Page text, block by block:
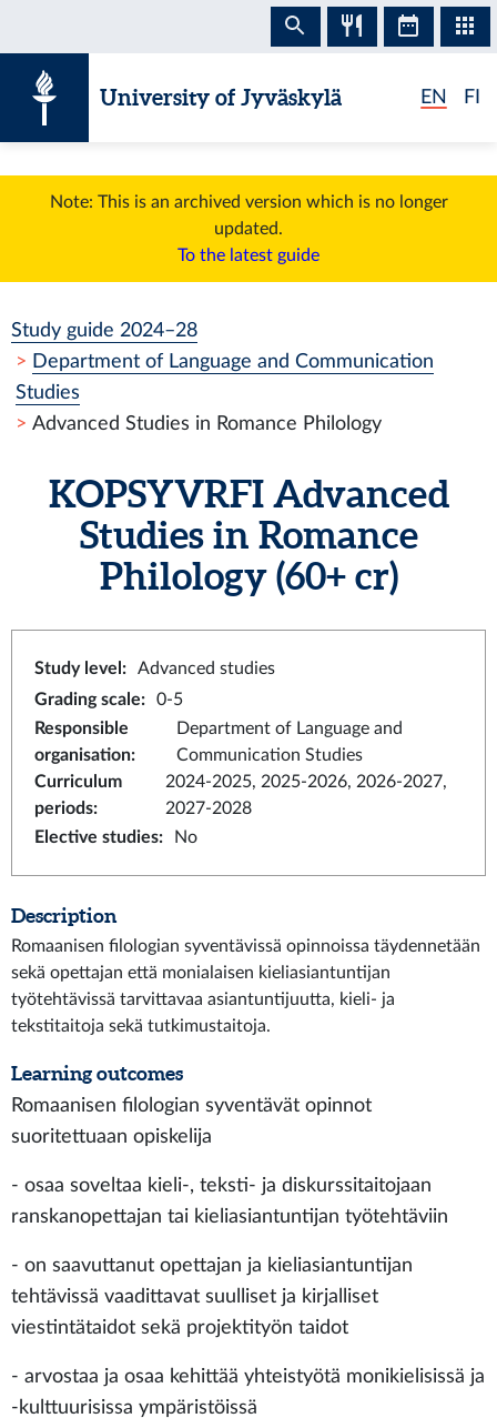
University of Jyväskylä EN FI
Note: This is an archived version which is no longer
updated.
To the latest guide
Study guide 2024–28
Department of Language and Communication
Studies
Advanced Studies in Romance Philology
KOPSYVRFI Advanced
Studies in Romance
Philology(60+ cr)
Study level :
Advanced studies
Grading scale:
0-5
Responsible
organisation:
Department of Language and
Communication Studies
Curriculum
periods:
2024-2025, 2025-2026, 2026-2027,
2027-2028
Elective studies: No
Description
Romaanisen filologian syventävissä opinnoissa täydennetään
sekä opettajan että monialaisen kieliasiantuntijan
työtehtävissä tarvittavaa asiantuntijuutta, kieli- ja
tekstitaitoja sekä tutkimustaitoja.
Learning outcomes
Romaanisen filologian syventävät opinnot
suoritettuaan opiskelija
- osaa soveltaa kieli-, teksti- ja diskurssitaitojaan
ranskanopettajan tai kieliasiantuntijan työtehtäviin
- on saavuttanut opettajan ja kieliasiantuntijan
tehtävissä vaadittavat suulliset ja kirjalliset
viestintätaidot sekä projektityön taidot
- arvostaa ja osaa kehittää yhteistyötä monikielisissä ja
-kulttuurisissa ympäristöissä